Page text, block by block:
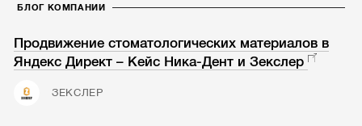
БЛОГ КОМПАНИИ
Продвижение стоматологических материалов в
Яндекс Директ – Кейс Ника-Дент и Зекслер
ЗЕКСЛЕР